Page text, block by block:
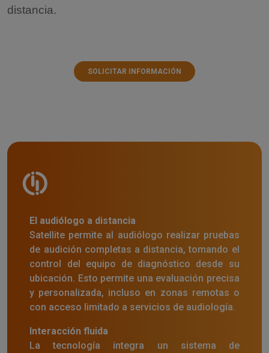
distancia.
SOLICITAR INFORMACIÓN
El audiólogo a distancia
Satellite permite al audiólogo realizar pruebas
de audición completas a distancia, tomando el
control del equipo de diagnóstico desde su
ubicación. Esto permite una evaluación precisa
y personalizada, incluso en zonas remotas o
con acceso limitado a servicios de audiología.
Interacción fluida
La tecnología integra un sistema de